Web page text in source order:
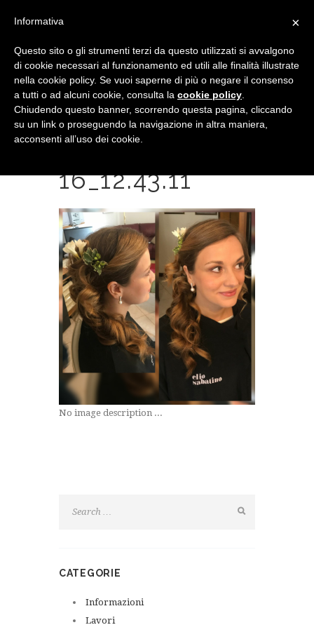
2018-05-
16_12.43.11
No image description ...
CATEGORIE
Informazioni
Lavori
×
Informativa
Questo sito o gli strumenti terzi da questo utilizzati si avvalgono
di cookie necessari al funzionamento ed utili alle finalità illustrate
nella cookie policy. Se vuoi saperne di più o negare il consenso
a tutti o ad alcuni cookie, consulta la cookie policy
Chiudendo questo banner, scorrendo questa pagina, cliccando
su un link o proseguendo la navigazione in altra maniera,
acconsenti all’uso dei cookie.